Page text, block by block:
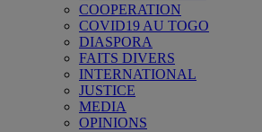
COOPERATION
COVID19 AU TOGO
DIASPORA
FAITS DIVERS
INTERNATIONAL
JUSTICE
MEDIA
OPINIONS